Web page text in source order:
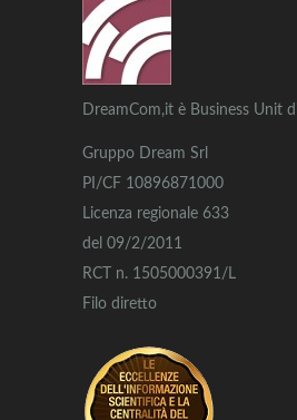
DreamCom,it è Business Unit
Gruppo Dream Srl
PI/CF 10896871000
Licenza regionale 633
del 09/2/2011
RCT n. 1505000391/L
Filo diretto